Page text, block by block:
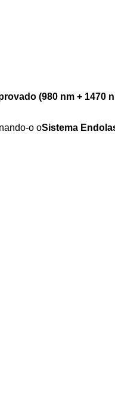
(980 nm + 1470
o oSistema